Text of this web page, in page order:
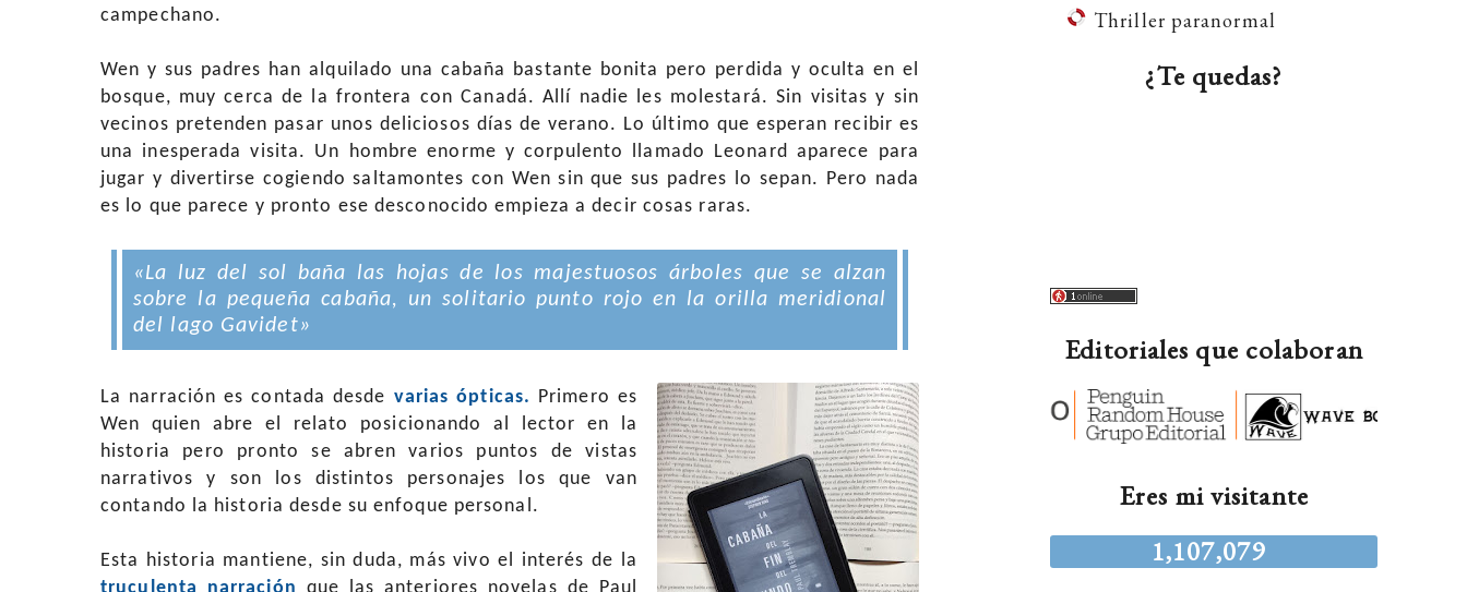
campechano.
Wen y sus padres han alquilado una cabaña bastante bonita pero perdida y oculta en el
bosque, muy cerca de la frontera con Canadá. Allí nadie les molestará. Sin visitas y sin
vecinos pretenden pasar unos deliciosos días de verano. Lo último que esperan recibir es
una inesperada visita. Un hombre enorme y corpulento llamado Leonard aparece para
jugar y divertirse cogiendo saltamontes con Wen sin que sus padres lo sepan. Pero nada
es lo que parece y pronto ese desconocido empieza a decir cosas raras.
«La luz del sol baña las hojas de los majestuosos árboles que se alzan
sobre la pequeña cabaña, un solitario punto rojo en la orilla meridional
del lago Gavidet»
La narración es contada desde varias ópticas. Primero es
Wen quien abre el relato posicionando al lector en la
historia pero pronto se abren varios puntos de vistas
narrativos y son los distintos personajes los que van
contando la historia desde su enfoque personal.
Esta historia mantiene, sin duda, más vivo el interés de la
Thriller paranormal
¿Te quedas?
Editoriales que colaboran
Eres mi visitante
1,107,079